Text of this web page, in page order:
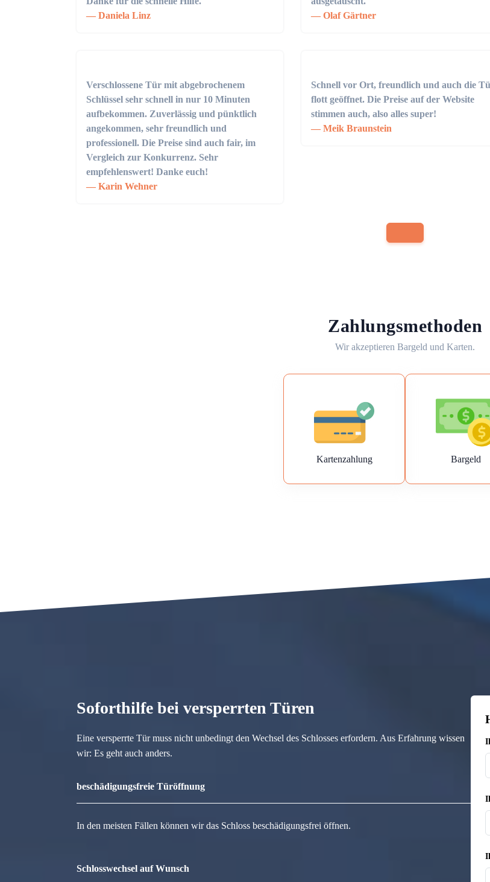
Daniela Linz
Olaf Gärtner
Verschlossene Tür mit abgebrochenem
Schlüssel sehr schnell in nur 10 Minuten
aufbekommen. Zuverlässig und pünktlich
angekommen, sehr freundlich und
professionell. Die Preise sind auch fair, im
Vergleich zur Konkurrenz. Sehr
empfehlenswert! Danke euch!
Karin Wehner
Schnell vor Ort, freundlich und auch die
flott geöffnet. Die Preise auf der Website
stimmen auch, also alles super!
Meik Braunstein
Zahlungsmethoden
Wir akzeptieren Bargeld und Karten.
Kartenzahlung Bargeld
Soforthilfe bei versperrten Türen
Eine versperrte Tür muss nicht unbedingt den Wechsel des Schlosses erfordern. Aus Erfahrung wissen
wir: Es geht auch anders.
beschädigungsfreie Türöffnung
In den meisten Fällen können wir das Schloss beschädigungsfrei öffnen.
Schlosswechsel auf Wunsch